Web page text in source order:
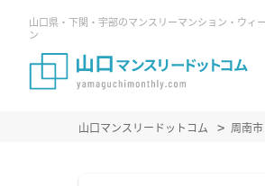
山口県・下関・宇部のマンスリーマンション・ウィ
ン
山口マンスリードットコム 周南市